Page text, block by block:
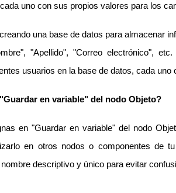
uno con sus propios valores para los
una base de datos para almacenar
"Apellido", "Correo electrónico",
usuarios en la base de datos, cada
en variable" del nodo Objeto?
en "Guardar en variable" del nodo
en otros nodos o componentes de
descriptivo y único para evitar